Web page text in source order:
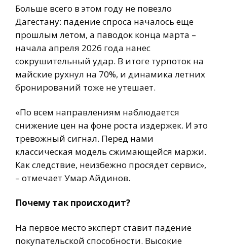
Больше всего в этом году не повезло
Дагестану: падение спроса началось еще
прошлым летом, а паводок конца марта –
начала апреля 2026 года нанес
сокрушительный удар. В итоге турпоток на
майские рухнул на 70%, и динамика летних
бронирований тоже не утешает.
«По всем направлениям наблюдается
снижение цен на фоне роста издержек. И это
тревожный сигнал. Перед нами
классическая модель сжимающейся маржи.
Как следствие, неизбежно просядет сервис»,
– отмечает Умар Айдинов.
Почему так происходит?
На первое место эксперт ставит падение
покупательской способности. Высокие